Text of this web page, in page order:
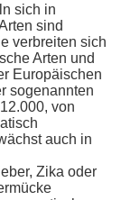
sich in
sind
verbreiten sich
Arten und
Europäischen
sogenannten
von
auch in
Zika oder